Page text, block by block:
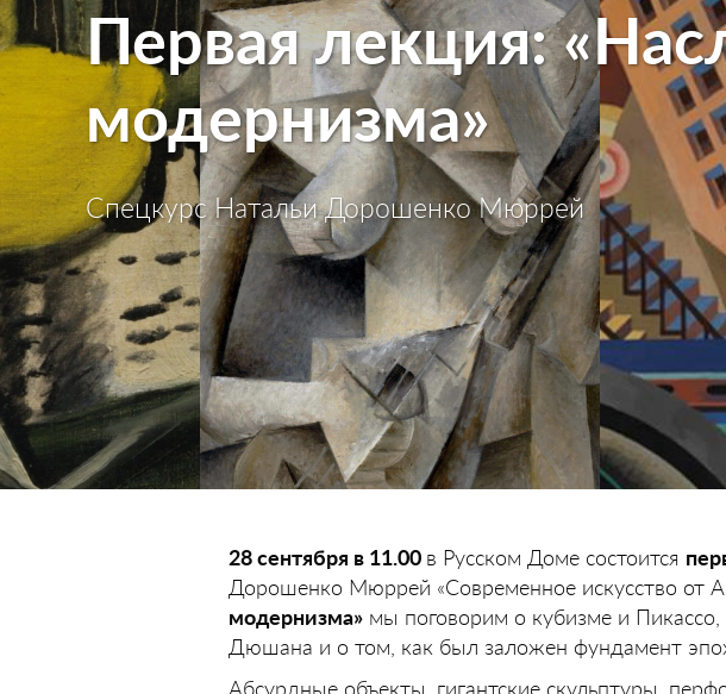
Первая лекция:
модернизма»
Спецкурс Натальи Дорошенко Мюррей
28 сентября в 11.00 в Русском Доме состоится
Дорошенко Мюррей «Современное искусство от
модернизма» мы поговорим о кубизме и
Дюшана и о том, как был заложен фундамент
Абсурдные объекты, гигантские скульптуры,